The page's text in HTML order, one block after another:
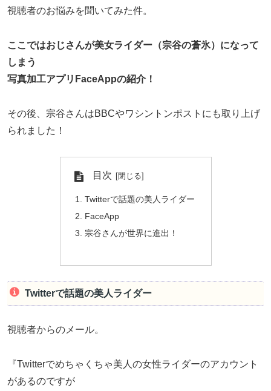
視聴者のお悩みを聞いてみた件。
ここではおじさんが美女ライダー（宗谷の蒼氷）になって
しまう
写真加工アプリFaceAppの紹介！
その後、宗谷さんはBBCやワシントンポストにも取り上げ
られました！
目次
Twitterで話題の美人ライダー
FaceApp
宗谷さんが世界に進出！
Twitterで話題の美人ライダー
視聴者からのメール。
『Twitterでめちゃくちゃ美人の女性ライダーのアカウント
があるのですが